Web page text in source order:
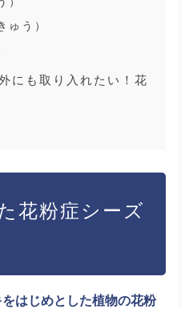
ゅう）
にも取り入れたい！花
花粉症シーズ
はじめとした植物の花粉